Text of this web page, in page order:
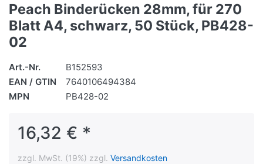
Peach Binderücken 28mm, für 270
Blatt A4, schwarz, 50 Stück, PB428-
02
Art.-Nr.
B152593
EAN / GTIN
7640106494384
MPN
PB428-02
16,32 € *
zzgl. MwSt. (19%) zzgl. Versandkosten